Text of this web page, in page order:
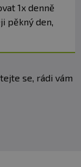
1x denně
pěkný den,
se, rádi vám